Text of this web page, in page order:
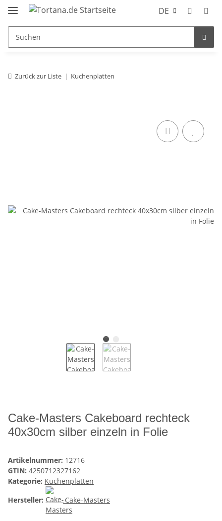
DE
Zurück zur Liste Kuchenplatten
Cake-Masters Cakeboard rechteck
40x30cm silber einzeln in Folie
Artikelnummer: 12716
GTIN: 4250712327162
Kategorie: Kuchenplatten
Hersteller:
Cake-Masters